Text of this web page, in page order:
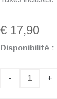
€ 17,90
Disponibilité :
-
quantité
+